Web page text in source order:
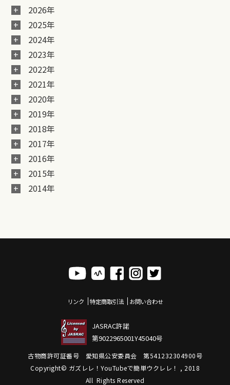
2026年
2025年
2024年
2023年
2022年
2021年
2020年
2019年
2018年
2017年
2016年
2015年
2014年
リンク 特定商取引法 お問い合わせ
JASRAC許諾
第9022965001Y45040号
古物商許可証番号 愛知県公安委員会 第541232304900号
Copyright© ガズレレ！YouTubeで簡単ウクレレ！ , 2018
All Rights Reserved